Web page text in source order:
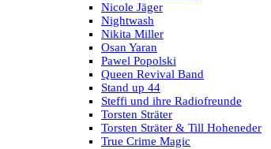
Nicole Jäger
Nightwash
Nikita Miller
Osan Yaran
Pawel Popolski
Queen Revival Band
Stand up 44
Steffi und ihre Radiofreunde
Torsten Sträter
Torsten Sträter & Till Hoheneder
True Crime Magic